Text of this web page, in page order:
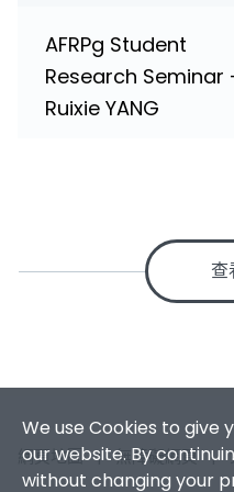
AFRPg Student
Research Seminar
Ruixie YANG
查
We use Cookies to
our website. By
without changing your
網頁地圖|無障礙網頁|